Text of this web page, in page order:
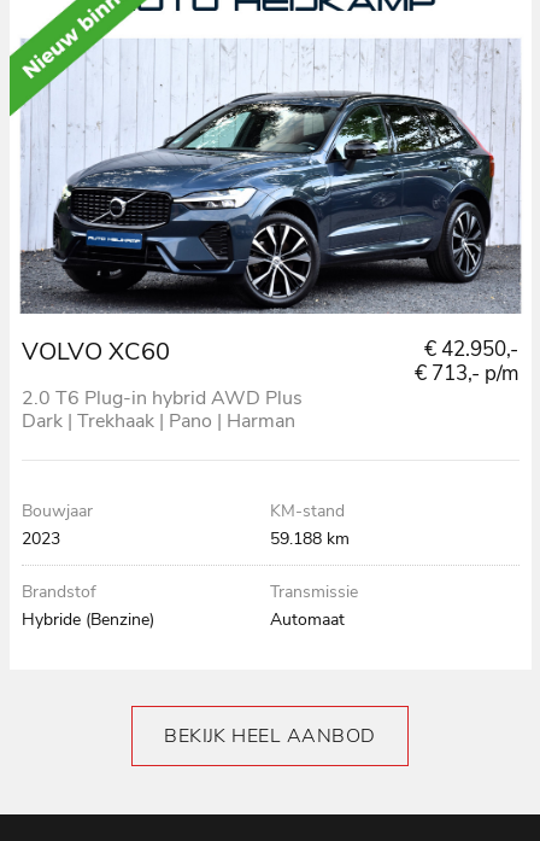
VOLVO XC60
2.0 T6 Plug-in hybrid AWD Plus
Dark | Trekhaak | Pano | Harman
€ 42.950,-
€ 713,- p/m
Bouwjaar
2023
KM-stand
59.188 km
Brandstof
Hybride (Benzine)
Transmissie
Automaat
BEKIJK HEEL AANBOD